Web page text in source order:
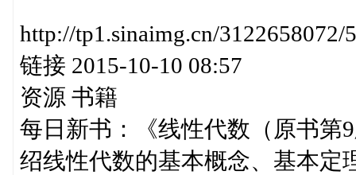
http://tp1.sinaimg.cn/
链接 2015-10-10 08:57
资源 书籍
每日新书：《线性代数（原书第
绍线性代数的基本概念、基本定